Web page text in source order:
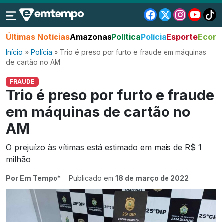
Últimas NotíciasAmazonasPolíticaPolíciaEsporte
Início » Polícia » Trio é preso por furto e fraude em máquinas
de cartão no AM
FRAUDE
Trio é preso por furto e fraude
em máquinas de cartão no
AM
O prejuízo às vítimas está estimado em mais de R$ 1
milhão
Por Em Tempo* Publicado em 18 de março de 2022